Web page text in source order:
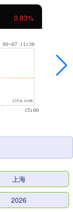
0.83%
上海
2026